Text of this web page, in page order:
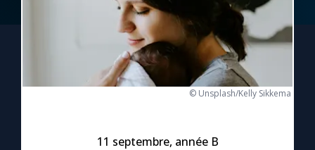
1000 Raisons de Croire
L'actualité de la semaine
La chaîne Youtube
© Unsplash/Kelly Sikkema
11 septembre, année B